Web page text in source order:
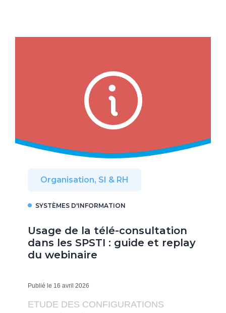
Organisation, SI & RH
SYSTÈMES D'INFORMATION
Usage de la télé-consultation
dans les SPSTI : guide et replay
du webinaire
Publié le 16 avril 2026
ETUDE DES CONFIGURATIONS